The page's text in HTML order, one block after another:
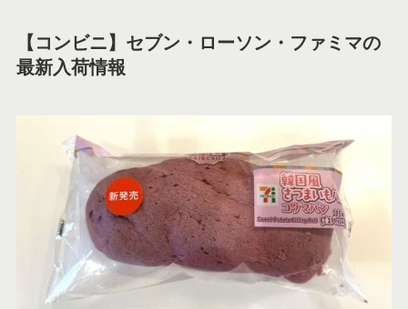
【コンビニ】セブン・ローソン・ファミマの
最新入荷情報